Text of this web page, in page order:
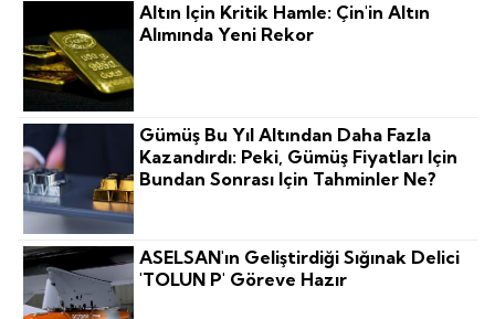
Altın Için Kritik Hamle: Çin'in Altın
Alımında Yeni Rekor
Gümüş Bu Yıl Altından Daha Fazla
Kazandırdı: Peki, Gümüş Fiyatları Için
Bundan Sonrası Için Tahminler Ne?
ASELSAN'ın Geliştirdiği Sığınak Delici
'TOLUN P' Göreve Hazır